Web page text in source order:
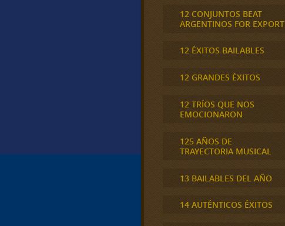
12 CONJUNTOS BEAT
ARGENTINOS FOR EXPORT
12 ÉXITOS BAILABLES
12 GRANDES ÉXITOS
12 TRÍOS QUE NOS
EMOCIONARON
125 AÑOS DE
TRAYECTORIA MUSICAL
13 BAILABLES DEL AÑO
14 AUTÉNTICOS ÉXITOS